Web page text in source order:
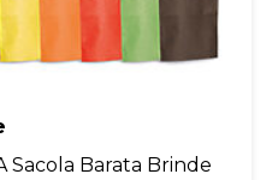
Sacola Barata Brinde